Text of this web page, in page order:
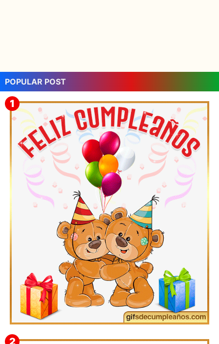
POPULAR POST